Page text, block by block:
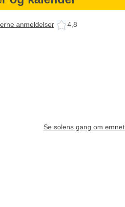
anmeldelser 4,8
Se solens gang om emnet